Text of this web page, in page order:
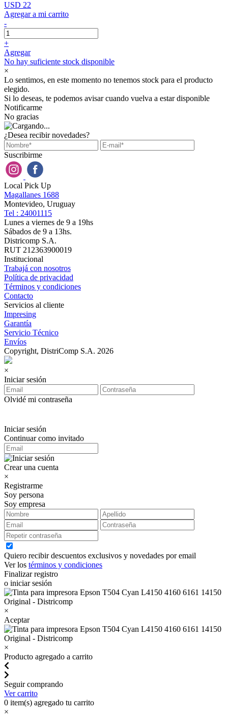
USD 22
Agregar a mi carrito
-
+
Agregar
No hay suficiente stock disponible
×
Lo sentimos, en este momento no tenemos stock para el producto
elegido.
Si lo deseas, te podemos avisar cuando vuelva a estar disponible
Notificarme
No gracias
¿Desea recibir novedades?
Suscribirme
Local Pick Up
Magallanes 1688
Montevideo, Uruguay
Tel : 24001115
Lunes a viernes de 9 a 19hs
Sábados de 9 a 13hs.
Districomp S.A.
RUT 212363900019
Institucional
Trabajá con nosotros
Política de privacidad
Términos y condiciones
Contacto
Servicios al cliente
Impresing
Garantía
Servicio Técnico
Envíos
Copyright, DistriComp S.A. 2026
×
Iniciar sesión
Olvidé mi contraseña
Iniciar sesión
Continuar como invitado
Crear una cuenta
×
Registrarme
Soy persona
Soy empresa
Quiero recibir descuentos exclusivos y novedades por email
Ver los términos y condiciones
Finalizar registro
o iniciar sesión
×
Aceptar
×
Producto agregado a carrito
Seguir comprando
Ver carrito
0 item(s) agregado tu carrito
×